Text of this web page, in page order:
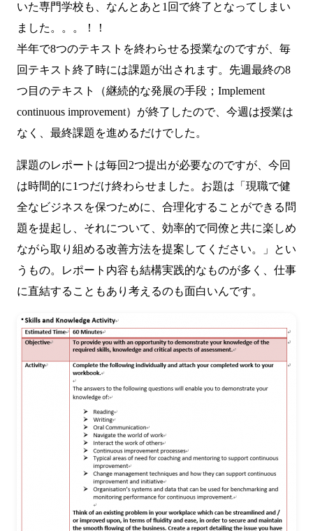
いた専門学校も、なんとあと1回で終了となってしまい
ました。。。！！
半年で8つのテキストを終わらせる授業なのですが、毎
回テキスト終了時には課題が出されます。先週最終の8
つ目のテキスト（継続的な発展の手段；Implement
continuous improvement）が終了したので、今週は授業は
なく、最終課題を進めるだけでした。
課題のレポートは毎回2つ提出が必要なのですが、今回
は時間的に1つだけ終わらせました。お題は「現職で健
全なビジネスを保つために、合理化することができる問
題を提起し、それについて、効率的で同僚と共に楽しめ
ながら取り組める改善方法を提案してください。」とい
うもの。レポート内容も結構実践的なものが多く、仕事
に直結することもあり考えるのも面白いんです。